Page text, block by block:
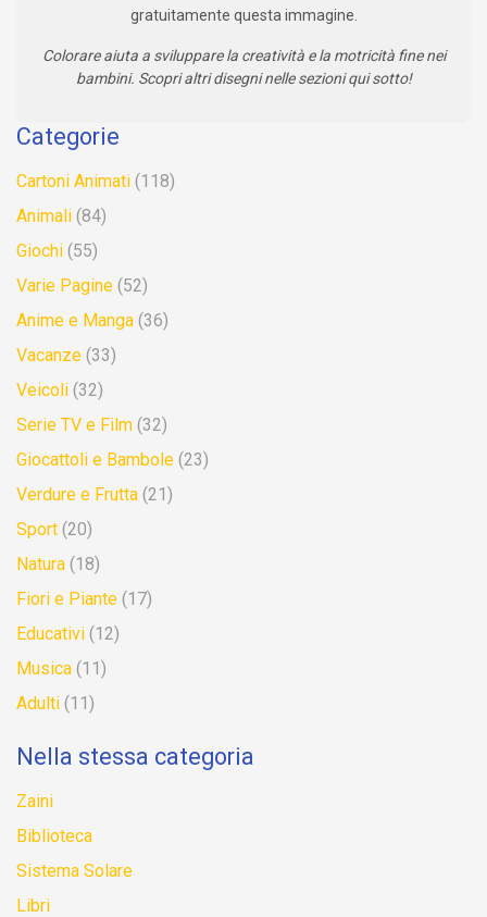
gratuitamente questa immagine.
Colorare aiuta a sviluppare la creatività e la motricità fine nei
bambini. Scopri altri disegni nelle sezioni qui sotto!
Categorie
Cartoni Animati (118)
Animali (84)
Giochi (55)
Varie Pagine (52)
Anime e Manga (36)
Vacanze (33)
Veicoli (32)
Serie TV e Film (32)
Giocattoli e Bambole (23)
Verdure e Frutta (21)
Sport (20)
Natura (18)
Fiori e Piante (17)
Educativi (12)
Musica (11)
Adulti (11)
Nella stessa categoria
Zaini
Biblioteca
Sistema Solare
Libri